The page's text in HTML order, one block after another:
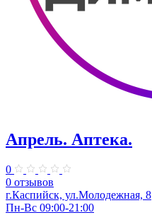
Апрель. ​Аптека.
0
0 отзывов
г.Каспийск, ул.Молодежная, 8
Пн-Вс 09:00-21:00